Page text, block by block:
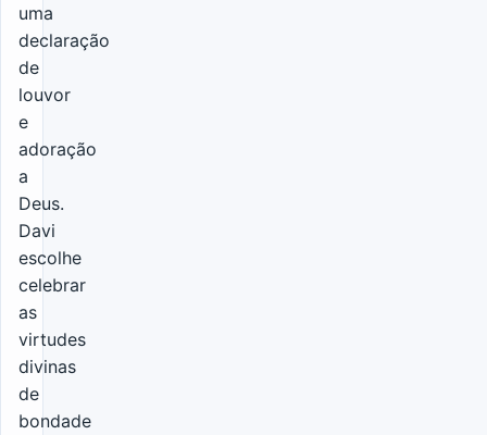
uma
declaração
de
louvor
e
adoração
a
Deus.
Davi
escolhe
celebrar
as
virtudes
divinas
de
bondade